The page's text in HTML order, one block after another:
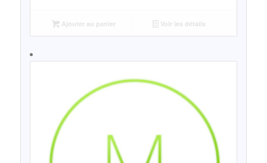
Ajouter au panier Voir les détails